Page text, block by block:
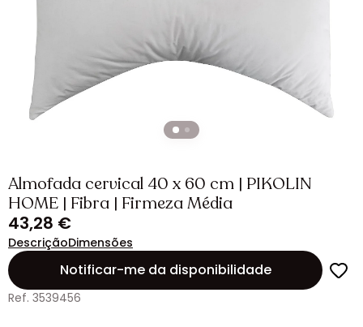
Almofada cervical 40 x 60 cm | PIKOLIN
HOME | Fibra | Firmeza Média
43,28 €
DescriçãoDimensões
Notificar-me da disponibilidade
Ref. 3539456